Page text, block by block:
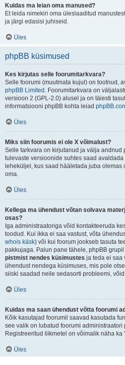
Kuidas ma leian oma manused?
Et leida nimekiri oma üleslaaditud
ja järgi edasisi juhiseid.
Üles
phpBB küsimused
Kes kirjutas selle foorumitarkvara?
Selle foorumi (muutmata kujul) on tootnud,
phpBB Limited . Foorumitarkvara on
versioon 2 (GPL-2.0) alusel ja on täiesti
informatsiooni phpBB kohta leiad
Üles
Miks siin foorumis ei ole X võimalust?
Selle tarkvara on kirjutanud ja välja
tulevaste versioonide suhtes saad avaldada
leheküljel, kus saad hääletada juba
oma.
Üles
Kellega ma ühendust võtan solvava
osas?
Iga administraatoriga võid kontakteeruda
toodud. Kui ikka ei saa vastust, võta
whois käsk) või kui foorum jookseb tasuta
pakkujaga. Palun pane tähele, phpBB grupil
pistmist nendes küsimustes ja teda ei saa
ühendust nendega küsimuses, mis pole
siiski saadad neile sedasorti probleemi,
Üles
Kuidas ma saan ühendust võtta foorumi
Kõik kasutajad foorumil saavad kasutada
see valik on lubatud foorumi administraatori
Registreeritud liikmetel on võimalik näha ka
Üles